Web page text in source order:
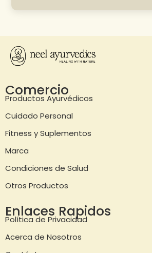
Comercio
Productos Ayurvédicos
Cuidado Personal
Fitness y Suplementos
Marca
Condiciones de Salud
Otros Productos
Enlaces Rapidos
Política de Privacidad
Acerca de Nosotros